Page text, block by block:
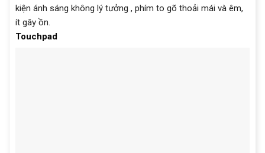
kiện ánh sáng không lý tưởng , phím to gõ thoải mái và êm,
ít gây ồn.
Touchpad